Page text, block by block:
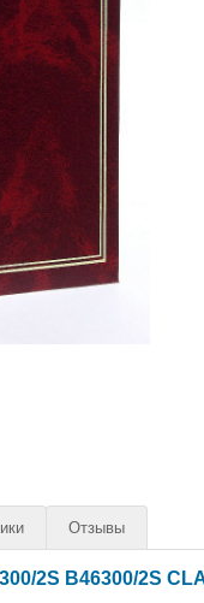
Отзывы
2S B46300/2S